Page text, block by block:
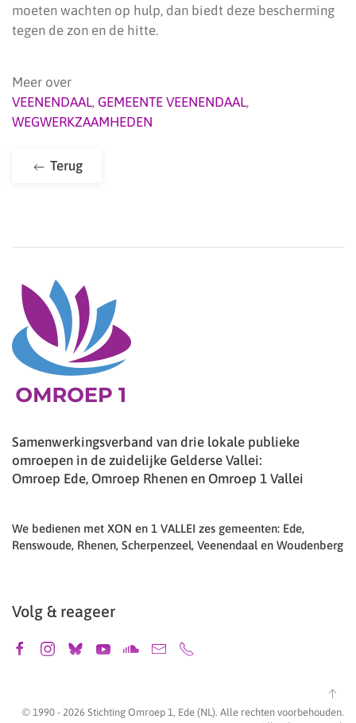
moeten wachten op hulp, dan biedt deze bescherming
tegen de zon en de hitte.
Meer over
VEENENDAAL, GEMEENTE VEENENDAAL,
WEGWERKZAAMHEDEN
Terug
Samenwerkingsverband van drie lokale publieke
omroepen in de zuidelijke Gelderse Vallei:
Omroep Ede, Omroep Rhenen en Omroep 1 Vallei
We bedienen met XON en 1 VALLEI zes gemeenten: Ede,
Renswoude, Rhenen, Scherpenzeel, Veenendaal en Woudenberg
Volg & reageer
© 1990 - 2026 Stichting Omroep 1, Ede (NL). Alle rechten voorbehouden.